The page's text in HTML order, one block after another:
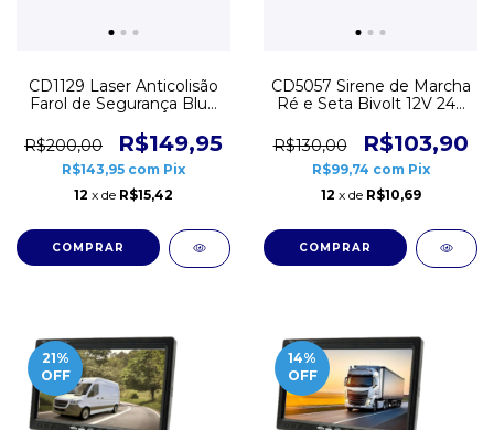
CD1129 Laser Anticolisão
Farol de Segurança Blue
R$200,00
R$149,95
R$143,95 com Pix
12 x de R$15,42
CD5057 Sirene de Marcha
Ré e Seta Bivolt 12V 24V
R$130,00
R$103,90
R$99,74 com Pix
12 x de R$10,69
21%
OFF
14%
OFF